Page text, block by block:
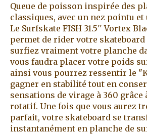
Queue de poisson inspirée des
classiques, avec un nez pointu et
Le Surfskate FISH 31.5'' Vortex
permet de rider votre skateboard
surfiez vraiment votre planche
vous faudra placer votre poids
ainsi vous pourrez ressentir le
gagner en stabilité tout en
sensations de virage à 360 grâce
rotatif. Une fois que vous aurez
parfait, votre skateboard se
instantanément en planche de